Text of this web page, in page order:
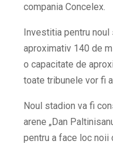
compania Concelex.
Investitia pentru
aproximativ 140 de
o capacitate de
toate tribunele vor fi
Noul stadion va fi
arene „Dan
pentru a face loc noii